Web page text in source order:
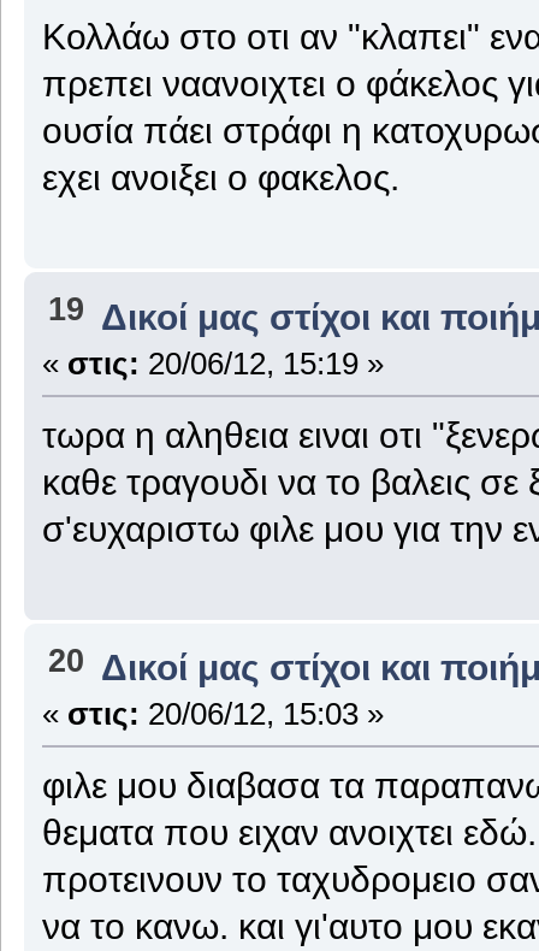
Κολλάω στο οτι αν "κλαπει"
πρεπει ναανοιχτει ο φάκελος
ουσία πάει στράφι η
εχει ανοιξει ο φακελος.
19 Δικοί μας στίχοι και
« στις: 20/06/12, 15:19 »
τωρα η αληθεια ειναι οτι
καθε τραγουδι να το βαλεις
σ'ευχαριστω φιλε μου για την
20 Δικοί μας στίχοι και
« στις: 20/06/12, 15:03 »
φιλε μου διαβασα τα
θεματα που ειχαν ανοιχτει
προτεινουν το ταχυδρομειο
να το κανω. και γι'αυτο μου